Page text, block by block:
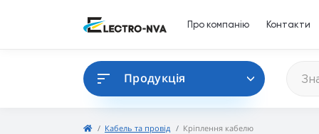
Про компанію Контакти
Продукція
Кабель та провід Кріплення кабелю